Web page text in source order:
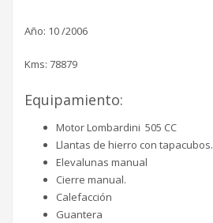
Año: 10 /2006
Kms: 78879
Equipamiento:
Motor Lombardini 505 CC
Llantas de hierro con tapacubos.
Elevalunas manual
Cierre manual.
Calefacción
Guantera